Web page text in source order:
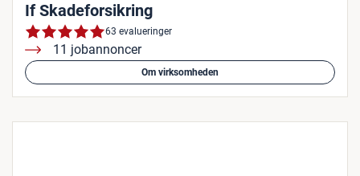
If Skadeforsikring
63 evalueringer
11 jobannoncer
Om virksomheden